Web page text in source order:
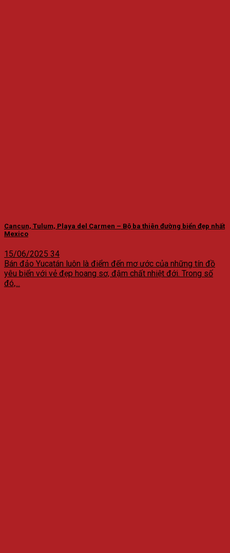
Cancun, Tulum, Playa del Carmen – Bộ ba thiên đường biển đẹp nhất
Mexico
15/06/2025 34
Bán đảo Yucatán luôn là điểm đến mơ ước của những tín đồ
yêu biển với vẻ đẹp hoang sơ, đậm chất nhiệt đới. Trong số
đó,...